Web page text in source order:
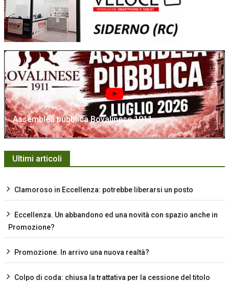
Assemblea pubblica Bovalinese 1911
Ultimi articoli
Clamoroso in Eccellenza: potrebbe liberarsi un posto
Eccellenza. Un abbandono ed una novità con spazio anche in
Promozione?
Promozione. In arrivo una nuova realtà?
Colpo di coda: chiusa la trattativa per la cessione del titolo